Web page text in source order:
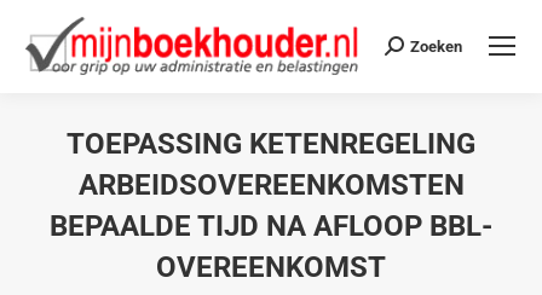
Zoeken
TOEPASSING KETENREGELING
ARBEIDSOVEREENKOMSTEN
BEPAALDE TIJD NA AFLOOP BBL-
OVEREENKOMST